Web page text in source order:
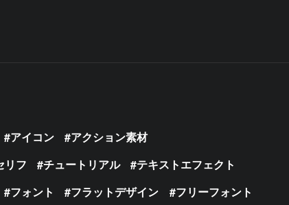
アイコン
アクション素材
リフ チュートリアル
テキストエフェクト
フォント フラットデザイン フリーフォント